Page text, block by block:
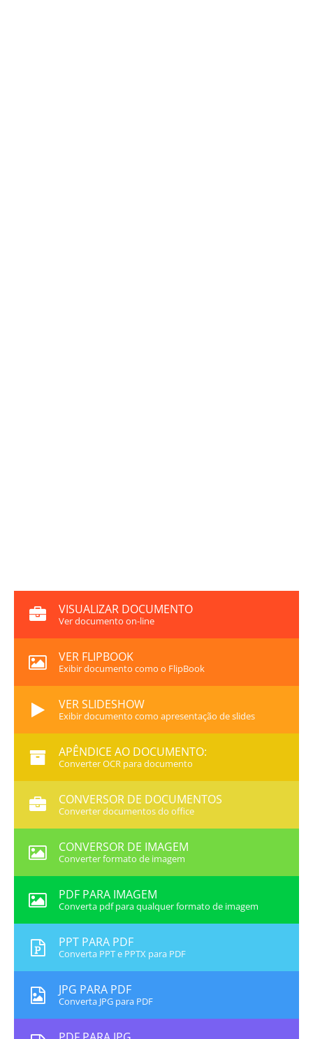
VISUALIZAR DOCUMENTO
Ver documento on-line
VER FLIPBOOK
Exibir documento como o FlipBook
VER SLIDESHOW
Exibir documento como apresentação de slides
APÊNDICE AO DOCUMENTO:
Converter OCR para documento
CONVERSOR DE DOCUMENTOS
Converter documentos do office
CONVERSOR DE IMAGEM
Converter formato de imagem
PDF PARA IMAGEM
Converta pdf para qualquer formato de imagem
PPT PARA PDF
Converta PPT e PPTX para PDF
JPG PARA PDF
Converta JPG para PDF